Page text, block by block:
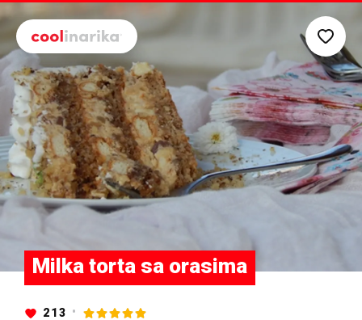
Preskoči na glavni sadržaj
Milka torta sa orasima
213